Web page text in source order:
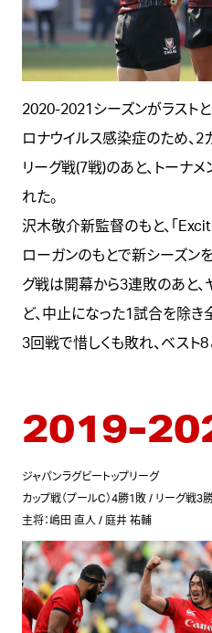
2020-2021シーズンがラストと
ロナウイルス感染症のため、2
リーグ戦(7戦)のあと、トーナ
れた。
沢木敬介新監督のもと、「
ローガンのもとで新シーズン
グ戦は開幕から3連敗のあと、
ど、中止になった1試合を除き
3回戦で惜しくも敗れ、ベスト8
2019-
ジャパンラグビートップリーグ
カップ戦（プールC）4勝1敗 / リーグ戦3
主将：嶋田 直人 / 庭井 祐輔